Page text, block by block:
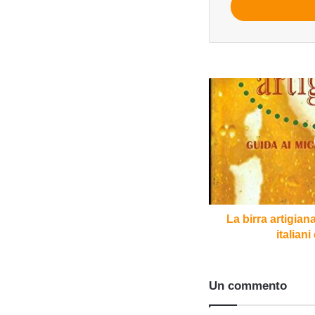
mail
La
birra
artigianale.
Guida
ai
microbirrifici
italiani
di
Lelio
BotteroLa birra
italiani
Un commento